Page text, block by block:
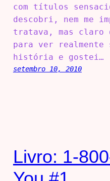
com títulos
descobri, nem me
tratava, mas
para ver realmente
história e gostei…
setembro 10, 2010
Livro: 1-